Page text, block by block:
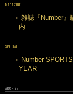
MAGAZINE
雑誌『Number』
内
SPECIAL
Number
YEAR
ARCHIVE